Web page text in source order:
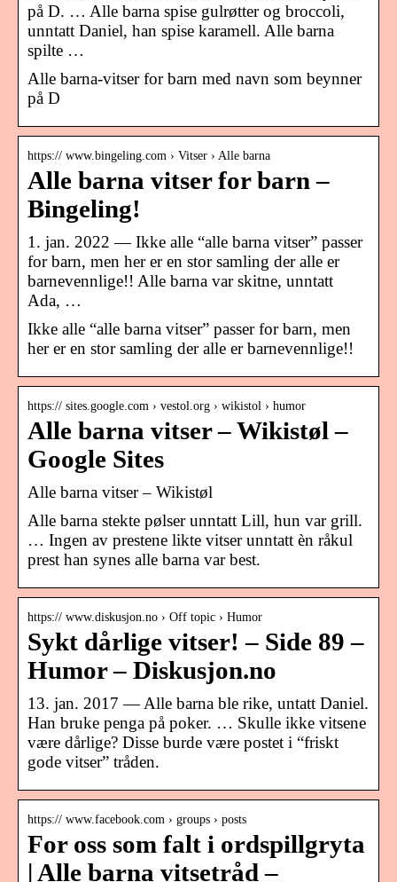
på D. … Alle barna spise gulrøtter og broccoli,
unntatt Daniel, han spise karamell. Alle barna
spilte …
Alle barna-vitser for barn med navn som beynner
på D
https:// www.bingeling.com › Vitser › Alle barna
Alle barna vitser for barn –
Bingeling!
1. jan. 2022 — Ikke alle “alle barna vitser” passer
for barn, men her er en stor samling der alle er
barnevennlige!! Alle barna var skitne, unntatt
Ada, …
Ikke alle “alle barna vitser” passer for barn, men
her er en stor samling der alle er barnevennlige!!
https:// sites.google.com › vestol.org › wikistol › humor
Alle barna vitser – Wikistøl –
Google Sites
Alle barna vitser – Wikistøl
Alle barna stekte pølser unntatt Lill, hun var grill.
… Ingen av prestene likte vitser unntatt èn råkul
prest han synes alle barna var best.
https:// www.diskusjon.no › Off topic › Humor
Sykt dårlige vitser! – Side 89 –
Humor – Diskusjon.no
13. jan. 2017 — Alle barna ble rike, untatt Daniel.
Han bruke penga på poker. … Skulle ikke vitsene
være dårlige? Disse burde være postet i “friskt
gode vitser” tråden.
https:// www.facebook.com › groups › posts
For oss som falt i ordspillgryta
| Alle barna vitsetråd –